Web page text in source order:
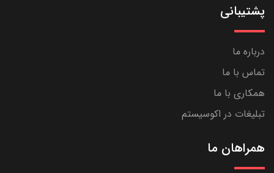
پشتیبانی
درباره ما
تماس با ما
همکاری با ما
تبلیغات در اکوسیستم
همراهان ما